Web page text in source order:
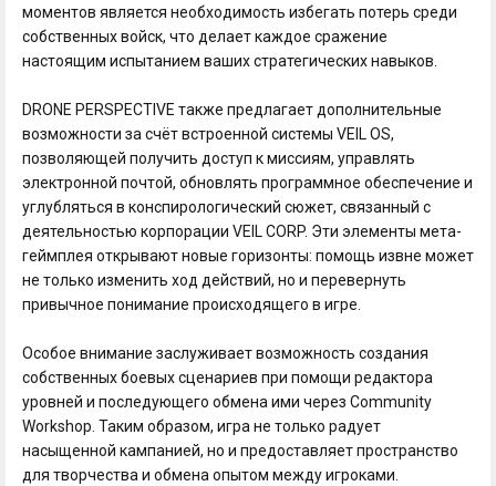
моментов является необходимость избегать потерь среди
собственных войск, что делает каждое сражение
настоящим испытанием ваших стратегических навыков.
DRONE PERSPECTIVE также предлагает дополнительные
возможности за счёт встроенной системы VEIL OS,
позволяющей получить доступ к миссиям, управлять
электронной почтой, обновлять программное обеспечение и
углубляться в конспирологический сюжет, связанный с
деятельностью корпорации VEIL CORP. Эти элементы мета-
геймплея открывают новые горизонты: помощь извне может
не только изменить ход действий, но и перевернуть
привычное понимание происходящего в игре.
Особое внимание заслуживает возможность создания
собственных боевых сценариев при помощи редактора
уровней и последующего обмена ими через Community
Workshop. Таким образом, игра не только радует
насыщенной кампанией, но и предоставляет пространство
для творчества и обмена опытом между игроками.